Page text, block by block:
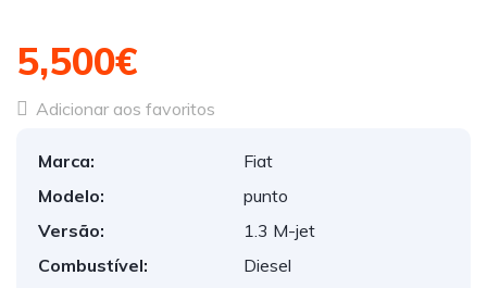
5,500€
Adicionar aos favoritos
Marca:
Fiat
Modelo:
punto
Versão:
1.3 M-jet
Combustível:
Diesel